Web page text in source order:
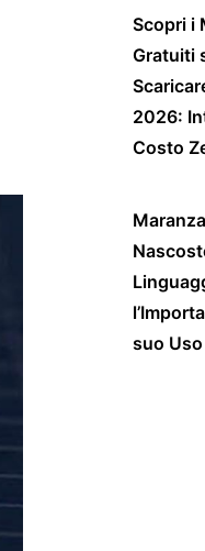
Scopri i
Gratuiti
2026:
Costo
suo Uso